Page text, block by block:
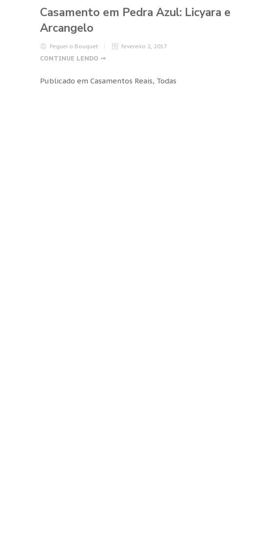
Casamento em Pedra Azul: Licyara e
Arcangelo
Peguei o Bouquet fevereiro 2, 2017
CONTINUE LENDO ➞
Publicado em Casamentos Reais, Todas